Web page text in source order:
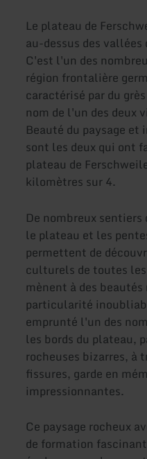
Le plateau de
au-dessus des
C'est l'un des
région frontalière
caractérisé par du
nom de l'un des deux
Beauté du paysage
sont les deux qui ont
plateau de
kilomètres sur 4.
De nombreux
le plateau et les
permettent de
culturels de toutes
mènent à des
particularité
emprunté l'un des
les bords du plateau,
rocheuses bizarres, à
fissures, garde en
impressionnantes.
Ce paysage rocheux
de formation